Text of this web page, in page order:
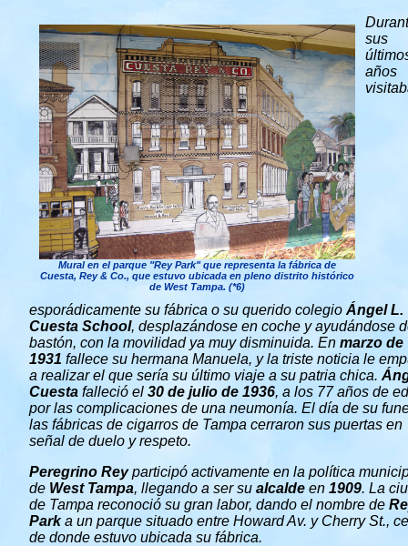
Mural en el parque "Rey Park" que representa la fábrica de
Cuesta, Rey & Co., que estuvo ubicada en pleno distrito histórico
de West Tampa. (*6)
sus
años
esporádicamente su fábrica o su querido colegio Ángel L.
Cuesta School, desplazándose en coche y ayudándose
bastón, con la movilidad ya muy disminuida. En marzo de
1931 fallece su hermana Manuela, y la triste noticia le
a realizar el que sería su último viaje a su patria chica.
Cuesta falleció el 30 de julio de 1936, a los 77 años de
por las complicaciones de una neumonía. El día de su
las fábricas de cigarros de Tampa cerraron sus puertas en
señal de duelo y respeto.
Peregrino Reyparticipó activamente en la política
de West Tampa, llegando a ser su alcalde en 1909. La
de Tampa reconoció su gran labor, dando el nombre de
Parka un parque situado entre Howard Av. y Cherry St.,
de donde estuvo ubicada su fábrica.